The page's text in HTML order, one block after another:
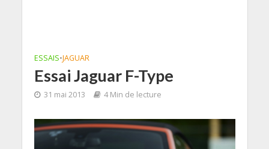
ESSAIS•JAGUAR
Essai Jaguar F-Type
31 mai 2013 4 Min de lecture